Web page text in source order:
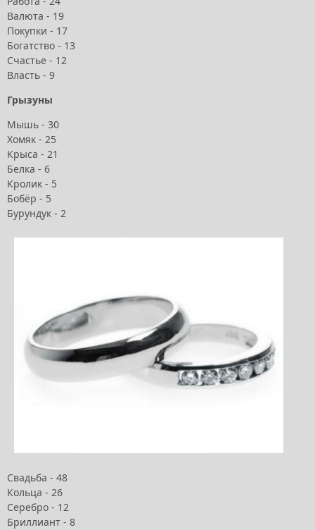
Валюта - 19
Покупки - 17
Богатство - 13
Счастье - 12
Власть - 9
Грызуны
Мышь - 30
Хомяк - 25
Крыса - 21
Белка - 6
Кролик - 5
Бобёр - 5
Бурундук - 2
Свадьба - 48
Кольца - 26
Серебро - 12
Бриллиант - 8